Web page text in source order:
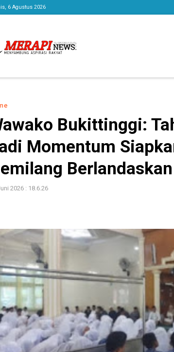
6 Agustus 2026
Bukittinggi:
Momentum
2026 : 18.6.26